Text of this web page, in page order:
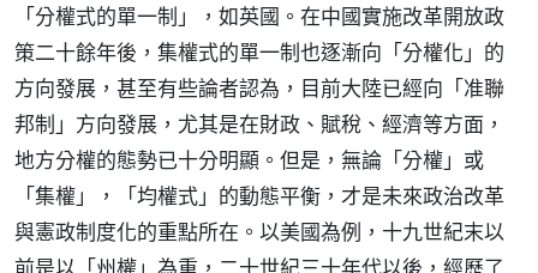
「分權式的單一制」，如英國。在中國實施改革開放政
策二十餘年後，集權式的單一制也逐漸向「分權化」的
方向發展，甚至有些論者認為，目前大陸已經向「准聯
邦制」方向發展，尤其是在財政、賦稅、經濟等方面，
地方分權的態勢已十分明顯。但是，無論「分權」或
「集權」，「均權式」的動態平衡，才是未來政治改革
與憲政制度化的重點所在。以美國為例，十九世紀末以